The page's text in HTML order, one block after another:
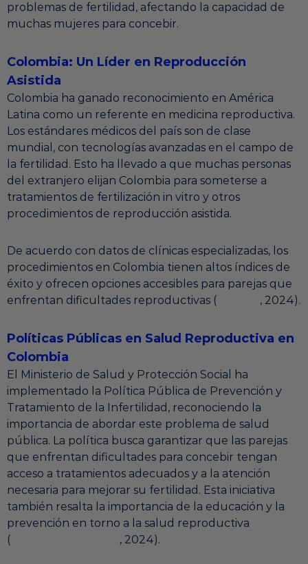
problemas de fertilidad, afectando la capacidad de
muchas mujeres para concebir.
Colombia: Un Líder en Reproducción
Asistida
Colombia ha ganado reconocimiento en América
Latina como un referente en medicina reproductiva.
Los estándares médicos del país son de clase
mundial, con tecnologías avanzadas en el campo de
la fertilidad. Esto ha llevado a que muchas personas
del extranjero elijan Colombia para someterse a
tratamientos de fertilización in vitro y otros
procedimientos de reproducción asistida.
De acuerdo con datos de clínicas especializadas, los
procedimientos en Colombia tienen altos índices de
éxito y ofrecen opciones accesibles para parejas que
enfrentan dificultades reproductivas (
, 2024).
Políticas Públicas en Salud Reproductiva en
Colombia
El Ministerio de Salud y Protección Social ha
implementado la Política Pública de Prevención y
Tratamiento de la Infertilidad, reconociendo la
importancia de abordar este problema de salud
pública. La política busca garantizar que las parejas
que enfrentan dificultades para concebir tengan
acceso a tratamientos adecuados y a la atención
necesaria para mejorar su fertilidad. Esta iniciativa
también resalta la importancia de la educación y la
prevención en torno a la salud reproductiva
(
, 2024).